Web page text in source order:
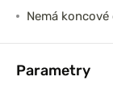
Nemá koncové
Parametry